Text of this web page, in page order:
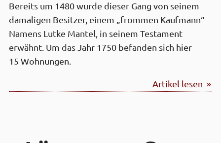
Bereits um 1480 wurde dieser Gang von seinem
damaligen Besitzer, einem „frommen Kaufmann“
Namens Lutke Mantel, in seinem Testament
erwähnt. Um das Jahr 1750 befanden sich hier
15 Wohnungen.
Artikel lesen »